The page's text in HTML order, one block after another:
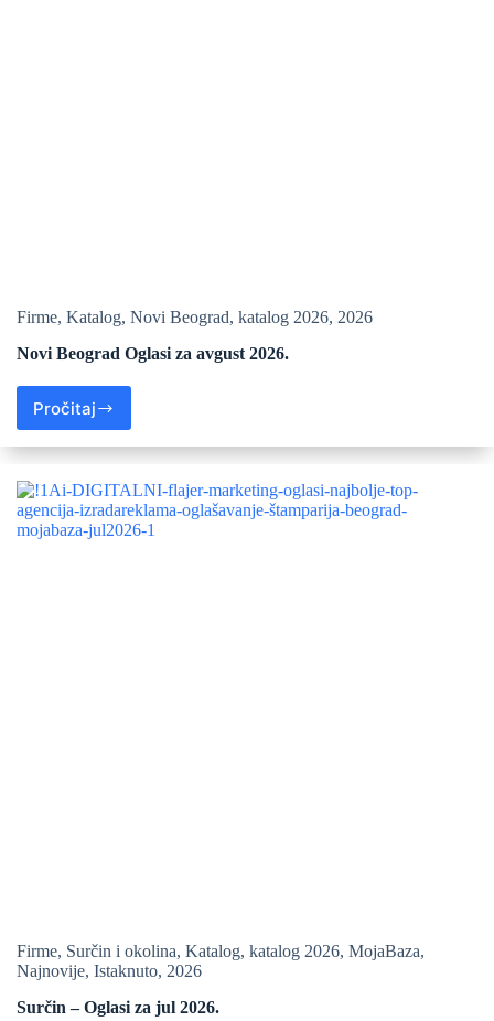
Firme, Katalog, Novi Beograd, katalog 2026, 2026
Novi Beograd Oglasi za avgust 2026.
Pročitaj
Firme, Surčin i okolina, Katalog, katalog 2026, MojaBaza,
Najnovije, Istaknuto, 2026
Surčin – Oglasi za jul 2026.